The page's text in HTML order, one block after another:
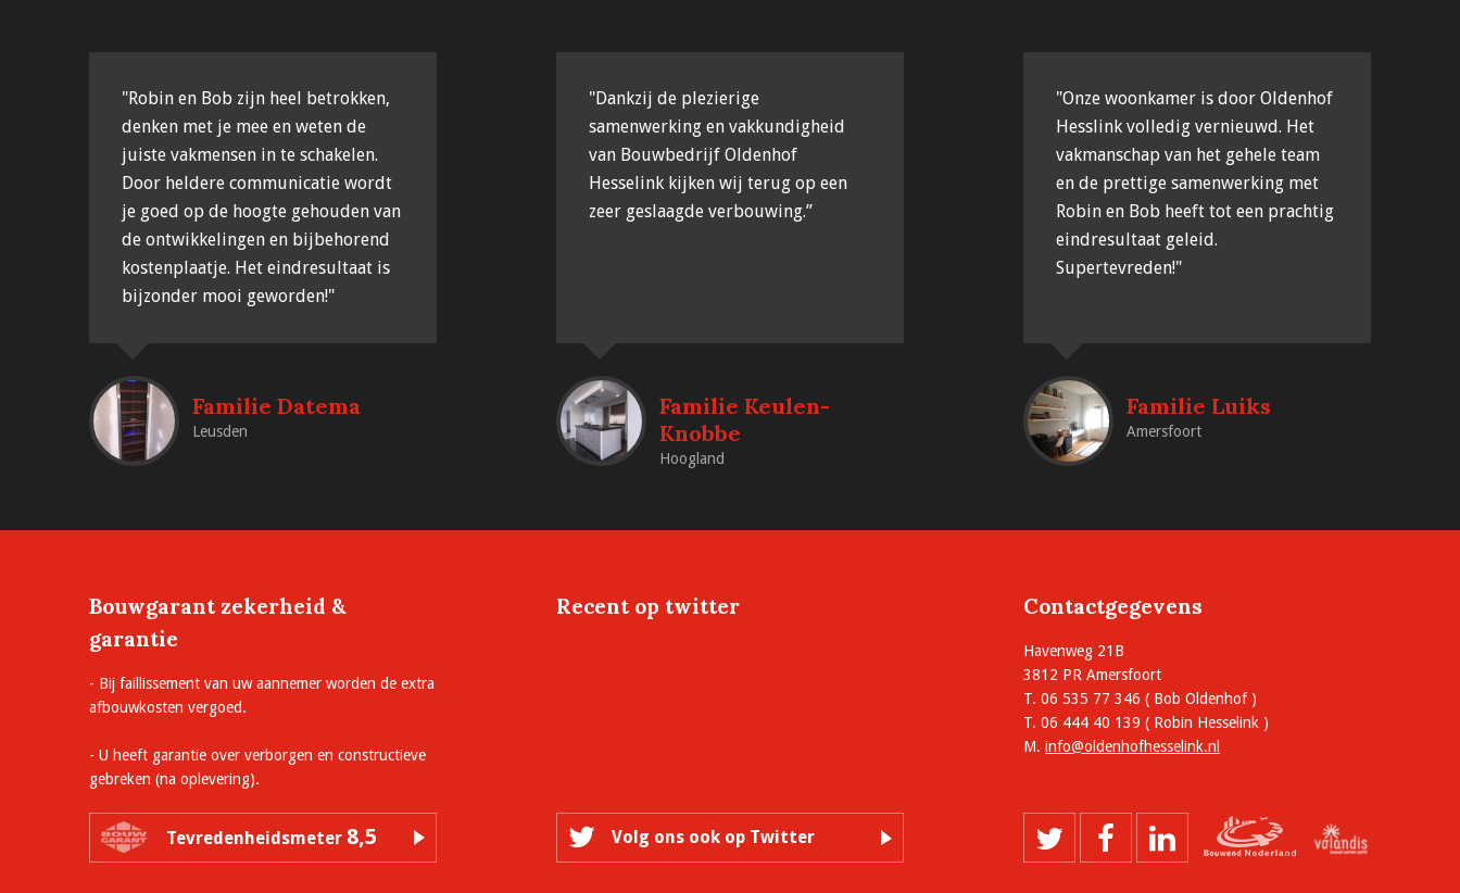
"Robin en Bob zijn heel betrokken,
denken met je mee en weten de
juiste vakmensen in te schakelen.
Door heldere communicatie wordt
je goed op de hoogte gehouden van
de ontwikkelingen en bijbehorend
kostenplaatje. Het eindresultaat is
bijzonder mooi geworden!"
Familie Datema
Leusden
"Dankzij de plezierige
samenwerking en vakkundigheid
van Bouwbedrijf Oldenhof
Hesselink kijken wij terug op een
zeer geslaagde verbouwing.”
Familie Keulen-
Knobbe
Hoogland
"Onze woonkamer is door Oldenhof
Hesslink volledig vernieuwd. Het
vakmanschap van het gehele team
en de prettige samenwerking met
Robin en Bob heeft tot een prachtig
eindresultaat geleid.
Supertevreden!"
Familie Luiks
Amersfoort
Bouwgarant zekerheid &
garantie
- Bij faillissement van uw aannemer worden de extra
afbouwkosten vergoed.
- U heeft garantie over verborgen en constructieve
gebreken (na oplevering).
Tevredenheidsmeter 8,5
Recent op twitter
Volg ons ook op Twitter
Contactgegevens
Havenweg 21B
3812 PR Amersfoort
T. 06 535 77 346 ( Bob Oldenhof )
T. 06 444 40 139 ( Robin Hesselink )
M. info@oldenhofhesselink.nl